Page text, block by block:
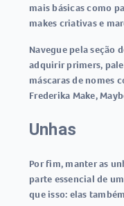
mais básicas como
makes criativas e
Navegue pela seção
adquirir primers,
máscaras de nomes
Frederika Make,
Unhas
Por fim, manter as
parte essencial de
que isso: elas